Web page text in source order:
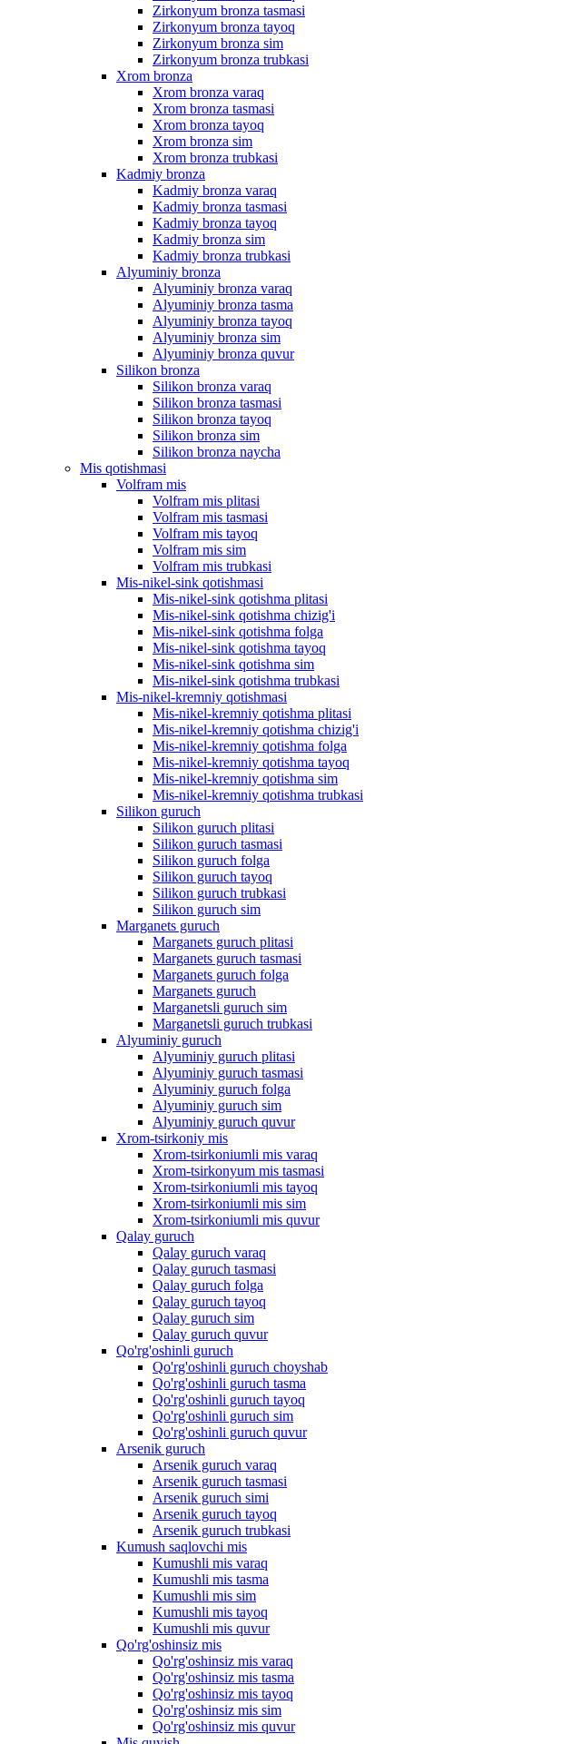
Zirkonyum bronza tasmasi
Zirkonyum bronza tayoq
Zirkonyum bronza sim
Zirkonyum bronza trubkasi
Xrom bronza
Xrom bronza varaq
Xrom bronza tasmasi
Xrom bronza tayoq
Xrom bronza sim
Xrom bronza trubkasi
Kadmiy bronza
Kadmiy bronza varaq
Kadmiy bronza tasmasi
Kadmiy bronza tayoq
Kadmiy bronza sim
Kadmiy bronza trubkasi
Alyuminiy bronza
Alyuminiy bronza varaq
Alyuminiy bronza tasma
Alyuminiy bronza tayoq
Alyuminiy bronza sim
Alyuminiy bronza quvur
Silikon bronza
Silikon bronza varaq
Silikon bronza tasmasi
Silikon bronza tayoq
Silikon bronza sim
Silikon bronza naycha
Mis qotishmasi
Volfram mis
Volfram mis plitasi
Volfram mis tasmasi
Volfram mis tayoq
Volfram mis sim
Volfram mis trubkasi
Mis-nikel-sink qotishmasi
Mis-nikel-sink qotishma plitasi
Mis-nikel-sink qotishma chizig'i
Mis-nikel-sink qotishma folga
Mis-nikel-sink qotishma tayoq
Mis-nikel-sink qotishma sim
Mis-nikel-sink qotishma trubkasi
Mis-nikel-kremniy qotishmasi
Mis-nikel-kremniy qotishma plitasi
Mis-nikel-kremniy qotishma chizig'i
Mis-nikel-kremniy qotishma folga
Mis-nikel-kremniy qotishma tayoq
Mis-nikel-kremniy qotishma sim
Mis-nikel-kremniy qotishma trubkasi
Silikon guruch
Silikon guruch plitasi
Silikon guruch tasmasi
Silikon guruch folga
Silikon guruch tayoq
Silikon guruch trubkasi
Silikon guruch sim
Marganets guruch
Marganets guruch plitasi
Marganets guruch tasmasi
Marganets guruch folga
Marganets guruch
Marganetsli guruch sim
Marganetsli guruch trubkasi
Alyuminiy guruch
Alyuminiy guruch plitasi
Alyuminiy guruch tasmasi
Alyuminiy guruch folga
Alyuminiy guruch sim
Alyuminiy guruch quvur
Xrom-tsirkoniy mis
Xrom-tsirkoniumli mis varaq
Xrom-tsirkonyum mis tasmasi
Xrom-tsirkoniumli mis tayoq
Xrom-tsirkoniumli mis sim
Xrom-tsirkoniumli mis quvur
Qalay guruch
Qalay guruch varaq
Qalay guruch tasmasi
Qalay guruch folga
Qalay guruch tayoq
Qalay guruch sim
Qalay guruch quvur
Qo'rg'oshinli guruch
Qo'rg'oshinli guruch choyshab
Qo'rg'oshinli guruch tasma
Qo'rg'oshinli guruch tayoq
Qo'rg'oshinli guruch sim
Qo'rg'oshinli guruch quvur
Arsenik guruch
Arsenik guruch varaq
Arsenik guruch tasmasi
Arsenik guruch simi
Arsenik guruch tayoq
Arsenik guruch trubkasi
Kumush saqlovchi mis
Kumushli mis varaq
Kumushli mis tasma
Kumushli mis sim
Kumushli mis tayoq
Kumushli mis quvur
Qo'rg'oshinsiz mis
Qo'rg'oshinsiz mis varaq
Qo'rg'oshinsiz mis tasma
Qo'rg'oshinsiz mis tayoq
Qo'rg'oshinsiz mis sim
Qo'rg'oshinsiz mis quvur